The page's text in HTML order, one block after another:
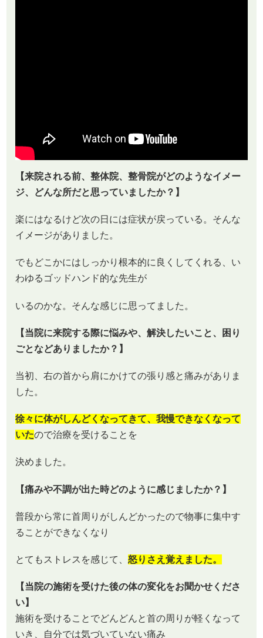
【来院される前、整体院、整骨院がどのようなイメー
ジ、どんな所だと思っていましたか？】
楽にはなるけど次の日には症状が戻っている。そんな
イメージがありました。
でもどこかにはしっかり根本的に良くしてくれる、い
わゆるゴッドハンド的な先生が
いるのかな。そんな感じに思ってました。
【当院に来院する際に悩みや、解決したいこと、困り
ごとなどありましたか？】
当初、右の首から肩にかけての張り感と痛みがありま
した。
徐々に体がしんどくなってきて、我慢できなくなって
いたので治療を受けることを
決めました。
【痛みや不調が出た時どのように感じましたか？】
普段から常に首周りがしんどかったので物事に集中す
ることができなくなり
とてもストレスを感じて、 怒りさえ覚えました。
【当院の施術を受けた後の体の変化をお聞かせくださ
い】
施術を受けることでどんどんと首の周りが軽くなって
いき、自分では気づいていない痛み